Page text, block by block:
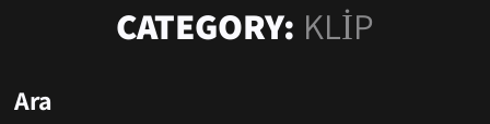
CATEGORY: KLIP
Ara